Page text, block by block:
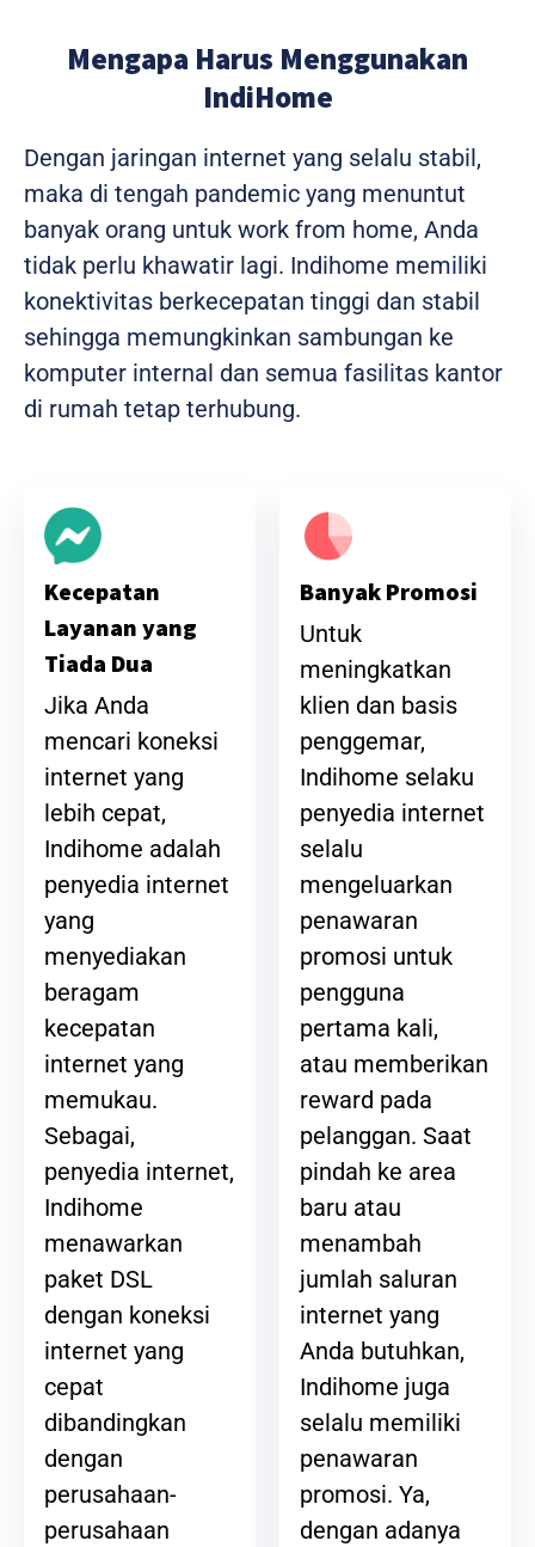
Mengapa Harus Menggunakan
IndiHome
Dengan jaringan internet yang selalu stabil,
maka di tengah pandemic yang menuntut
banyak orang untuk work from home, Anda
tidak perlu khawatir lagi. Indihome memiliki
konektivitas berkecepatan tinggi dan stabil
sehingga memungkinkan sambungan ke
komputer internal dan semua fasilitas kantor
di rumah tetap terhubung.
Kecepatan
Layanan yang
Tiada Dua
Jika Anda
mencari koneksi
internet yang
lebih cepat,
Indihome adalah
penyedia internet
yang
menyediakan
beragam
kecepatan
internet yang
memukau.
Sebagai,
penyedia internet,
Indihome
menawarkan
paket DSL
dengan koneksi
internet yang
cepat
dibandingkan
dengan
perusahaan-
perusahaan
Banyak Promosi
Untuk
meningkatkan
klien dan basis
penggemar,
Indihome selaku
penyedia internet
selalu
mengeluarkan
penawaran
promosi untuk
pengguna
pertama kali,
atau memberikan
reward pada
pelanggan. Saat
pindah ke area
baru atau
menambah
jumlah saluran
internet yang
Anda butuhkan,
Indihome juga
selalu memiliki
penawaran
promosi. Ya,
dengan adanya